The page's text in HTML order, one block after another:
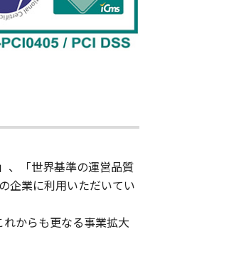
、「世界基準の運営品質
企業に利用いただいてい
からも更なる事業拡大